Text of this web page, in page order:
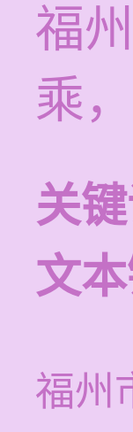
福
乘
关键
文本
福州